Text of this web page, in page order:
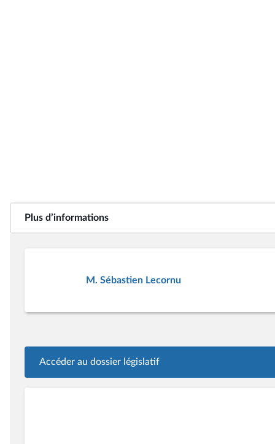
Plus d’informations
M. Sébastien Lecornu
Accéder au dossier législatif